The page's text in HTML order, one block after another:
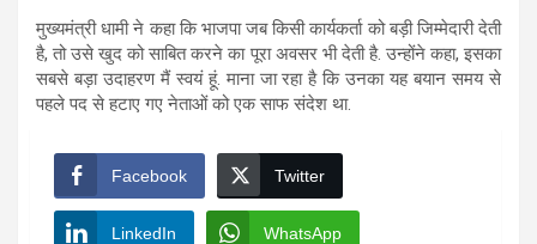
मुख्यमंत्री धामी ने कहा कि भाजपा जब किसी कार्यकर्ता को बड़ी जिम्मेदारी देती
है, तो उसे खुद को साबित करने का पूरा अवसर भी देती है. उन्होंने कहा, इसका
सबसे बड़ा उदाहरण मैं स्वयं हूं. माना जा रहा है कि उनका यह बयान समय से
पहले पद से हटाए गए नेताओं को एक साफ संदेश था.
Facebook Twitter
LinkedIn WhatsApp